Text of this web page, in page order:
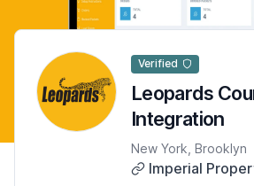
Verified
Leopards
Integration
New York, Brooklyn
Imperial